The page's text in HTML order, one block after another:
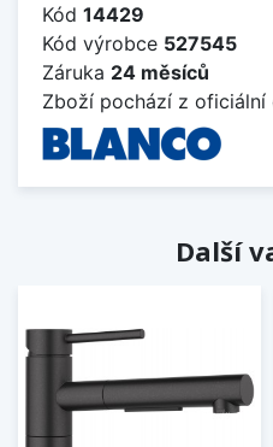
Kód 14429
Kód výrobce 527545
Záruka 24 měsíců
Zboží pochází z oficiální
Další